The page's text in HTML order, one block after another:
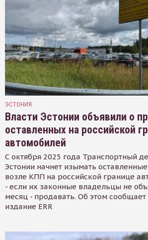
ЭСТОНИЯ
Власти Эстонии объявили о
оставленных на российской
автомобилей
С октября 2025 года Транспортный
Эстонии начнет изымать
возле КПП на российской границе
- если их законные владельцы не
месяц - продавать. Об этом сообщает
издание ERR